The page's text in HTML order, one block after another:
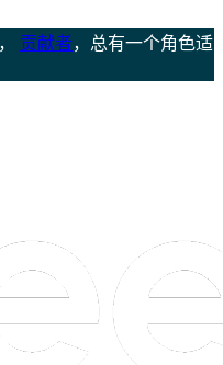
， 贡献者，总有一个角色适